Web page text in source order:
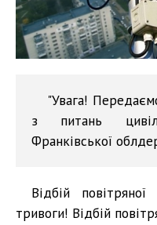
"Увага!
з питань
Франківської
Відбій
тривоги! Відбій